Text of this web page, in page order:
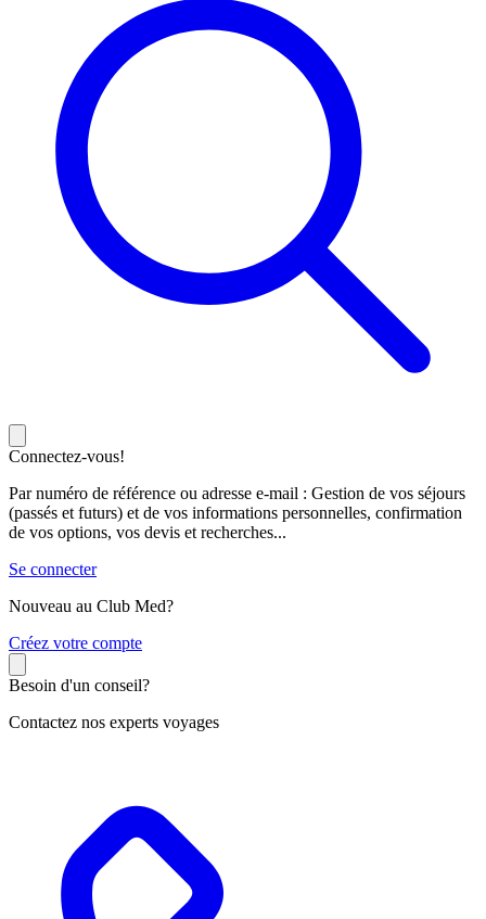
Connectez-vous!
Par numéro de référence ou adresse e-mail : Gestion de vos séjours
(passés et futurs) et de vos informations personnelles, confirmation
de vos options, vos devis et recherches...
Se connecter
Nouveau au Club Med?
Créez votre compte
Besoin d'un conseil?
Contactez nos experts voyages